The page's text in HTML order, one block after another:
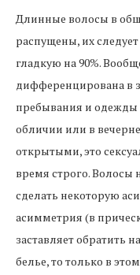
Длинные волосы в
распущены, их
гладкую на 90%.
дифференцирована в
пребывания и одежды
обличии или в
открытыми, это
время строго.
сделать некоторую
асимметрия (в
заставляет обратить
белье, то только в